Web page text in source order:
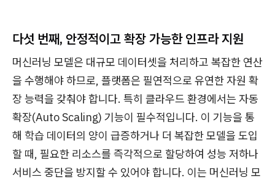
다섯 번째, 안정적이고 확장 가능한 인프라 지원
머신러닝 모델은 대규모 데이터셋을 처리하고 복잡한 연산
을 수행해야 하므로, 플랫폼은 필연적으로 유연한 자원 확
장 능력을 갖춰야 합니다. 특히 클라우드 환경에서는 자동
확장(Auto Scaling) 기능이 필수적입니다. 이 기능을 통
해 학습 데이터의 양이 급증하거나 더 복잡한 모델을 도입
할 때, 필요한 리소스를 즉각적으로 할당하여 성능 저하나
서비스 중단을 방지할 수 있어야 합니다. 이는 머신러닝 모